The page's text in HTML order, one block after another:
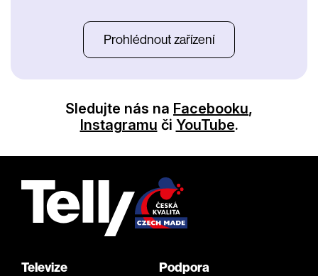
Prohlédnout zařízení
Sledujte nás na Facebooku,
Instagramu či YouTube.
Televize Podpora